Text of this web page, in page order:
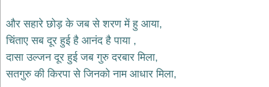
भजन
durga
bhajans
गणेश
और सहारे छोड़ के जब से शरण में हु आया,
चिंताए सब दूर हुई है आनंद है पाया ,
दासा उल्जन दूर हुई जब गुरु दरबार मिला,
सतगुरु की किरपा से जिनको नाम आधार मिला,